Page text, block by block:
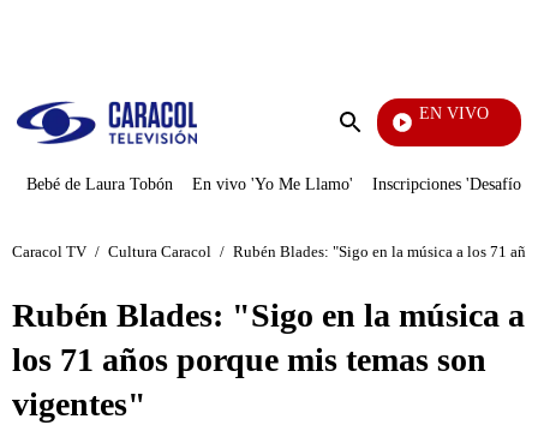
Enviar
EN VIVO
María
Bebé de Laura Tobón En vivo 'Yo Me Llamo' Inscripciones 'Desafío'
Caracol TV / Cultura Caracol / Rubén Blades: "Sigo en la música a los 71
Rubén Blades: "Sigo en la música a
los 71 años porque mis temas son
vigentes"